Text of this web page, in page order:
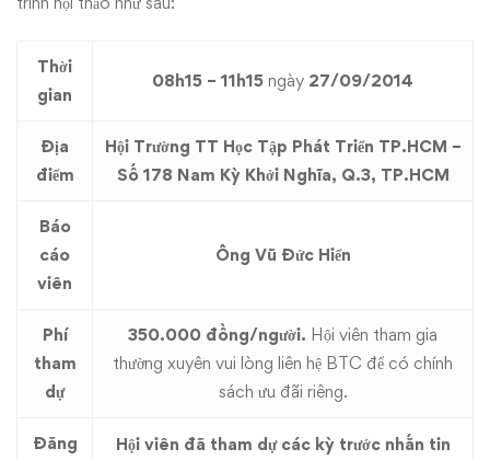
ngày
27/09/2014
Thời
gian
08h15 – 11h15 ngày 27/09/2014
Địa
điểm
Hội Trường TT Học Tập Phát Triển TP.HCM –
Số 178 Nam Kỳ Khởi Nghĩa, Q.3, TP.HCM
Báo
cáo
viên
Ông Vũ Đức Hiển
Phí
tham
dự
350.000 đồng/người. Hội viên tham gia
thường xuyên vui lòng liên hệ BTC để có chính
sách ưu đãi riêng.
Đăng
Hội viên đã tham dự các kỳ trước nhắn tin